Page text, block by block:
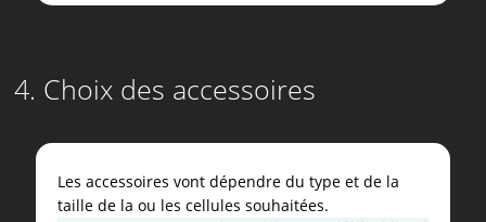
4. Choix des accessoires
Les accessoires vont dépendre du type et de la
taille de la ou les cellules souhaitées.